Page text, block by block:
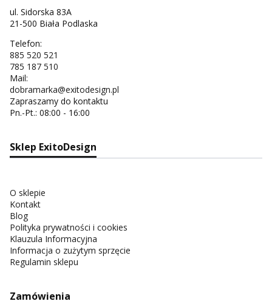
ul. Sidorska 83A
21-500 Biała Podlaska
Telefon:
885 520 521
785 187 510
Mail:
dobramarka@exitodesign.pl
Zapraszamy do kontaktu
Pn.-Pt.: 08:00 - 16:00
Sklep ExitoDesign
O sklepie
Kontakt
Blog
Polityka prywatności i cookies
Klauzula Informacyjna
Informacja o zużytym sprzęcie
Regulamin sklepu
Zamówienia